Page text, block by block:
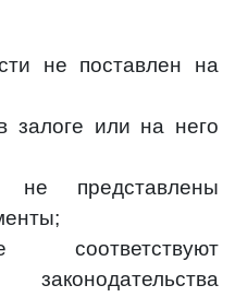
не поставлен на
залоге или на него
не представлены